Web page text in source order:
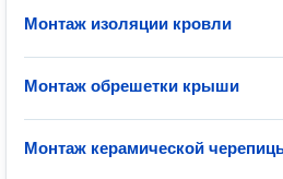
Монтаж изоляции кровли
Монтаж обрешетки крыши
Монтаж керамической